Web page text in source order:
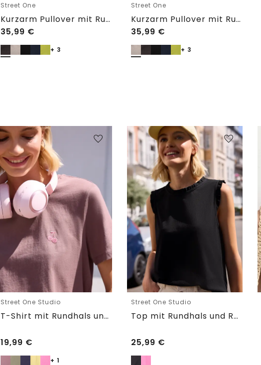
Street One
Kurzarm Pullover mit Rundhals in Unifarbe
35,99 €
+ 3
Street One
Kurzarm Pullover mit Rundhals in Unifarbe
35,99 €
+ 3
Street One Studio
T-Shirt mit Rundhals und Embroidery-Detail
19,99 €
+ 1
Street One Studio
Top mit Rundhals und Rüschendetails
25,99 €